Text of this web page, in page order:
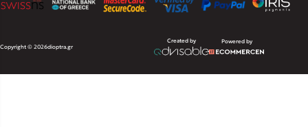
Copyright © 2026dioptra.gr
Created by Powered by